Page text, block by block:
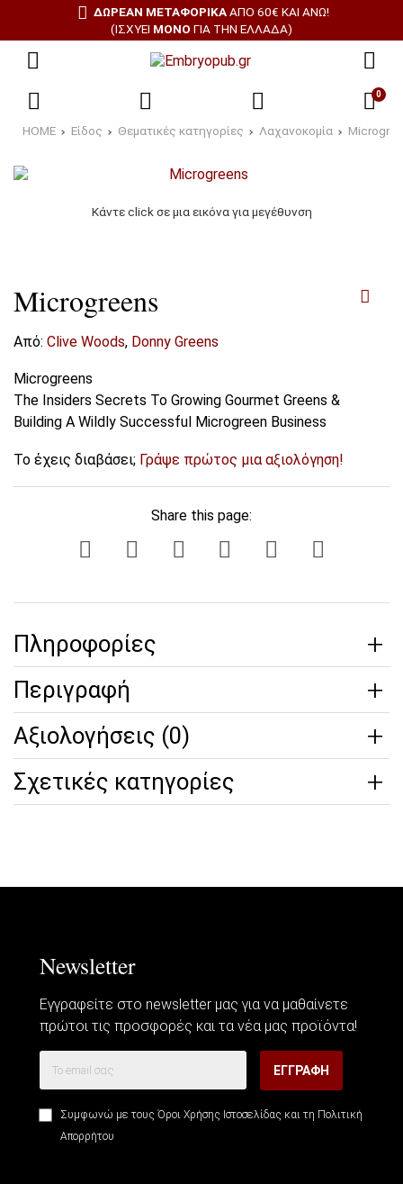
ΔΩΡΕΑΝ ΜΕΤΑΦΟΡΙΚΑΑΠΌ 60€ ΚΑΙ ΆΝΩ!
(ΙΣΧΎΕΙ ΜΌΝΟ ΓΙΑ ΤΗΝ ΕΛΛΆΔΑ)
0
HOME Είδος Θεματικές κατηγορίες Λαχανοκομία
Κάντε click σε μια εικόνα για μεγέθυνση
Microgreens
Από: Clive Woods, Donny Greens
Microgreens
The Insiders Secrets To Growing Gourmet Greens &
Building A Wildly Successful Microgreen Business
Το έχεις διαβάσει; Γράψε πρώτος μια αξιολόγηση!
Share this page:
Πληροφορίες
Περιγραφή
Αξιολογήσεις (0)
Σχετικές κατηγορίες
Newsletter
Εγγραφείτε στο newsletter μας για να μαθαίνετε
πρώτοι τις προσφορές και τα νέα μας προϊόντα!
ΕΓΓΡΑΦΉ
Συμφωνώ με τους Όροι Χρήσης Ιστοσελίδας και τη Πολιτική
Απορρήτου